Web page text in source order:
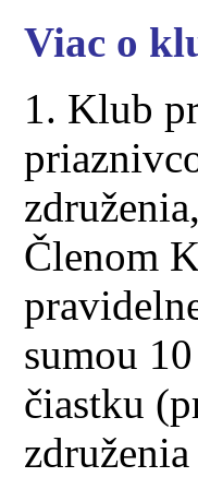
Viac o
1. Klub
Členom
sumou
čiastku